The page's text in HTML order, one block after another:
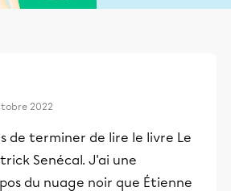
2022
de terminer de lire le livre Le
Senécal. J'ai une
du nuage noir que Étienne